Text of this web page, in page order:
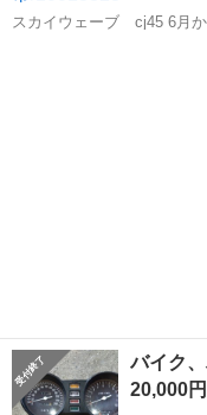
スカイウェーブ cj45 6月
バイク
20,000円